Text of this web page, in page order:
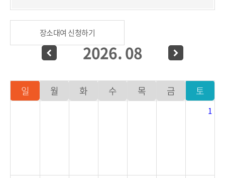
장소대여 신청하기
2026.08
일 월 화 수 목 금 토
1